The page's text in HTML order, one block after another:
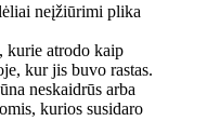
neįžiūrimi plika
kurie atrodo kaip
kur jis buvo rastas.
neskaidrūs arba
kurios susidaro